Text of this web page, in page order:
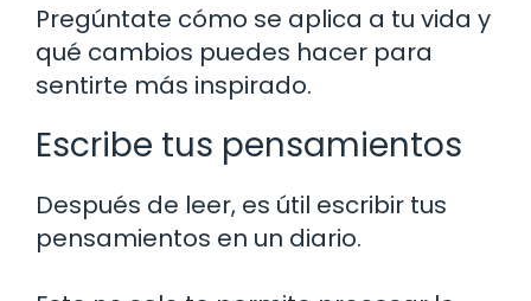
Pregúntate cómo se aplica a tu vida y
qué cambios puedes hacer para
sentirte más inspirado.
Escribe tus pensamientos
Después de leer, es útil escribir tus
pensamientos en un diario.